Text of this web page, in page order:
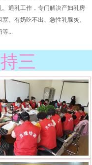
、通乳工作，专门解决产妇乳房
、有奶吃不出、急性乳腺炎、
等...
三